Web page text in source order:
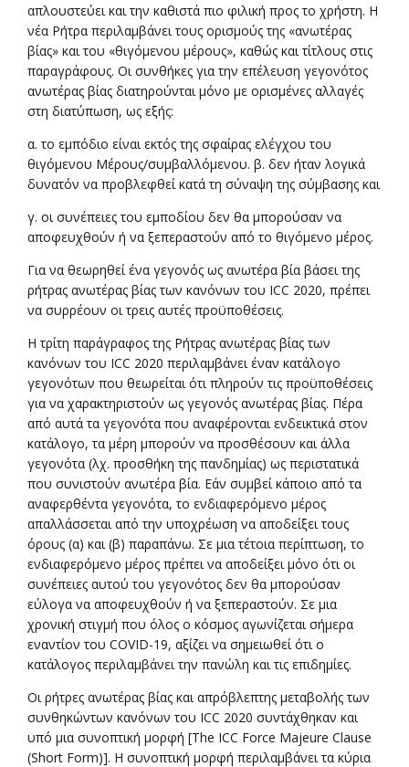
απλουστεύει και την καθιστά πιο φιλική προς το χρήστη. Η
νέα Ρήτρα περιλαμβάνει τους ορισμούς της «ανωτέρας
βίας» και του «θιγόμενου μέρους», καθώς και τίτλους στις
παραγράφους. Οι συνθήκες για την επέλευση γεγονότος
ανωτέρας βίας διατηρούνται μόνο με ορισμένες αλλαγές
στη διατύπωση, ως εξής:
α. το εμπόδιο είναι εκτός της σφαίρας ελέγχου του
θιγόμενου Μέρους/συμβαλλόμενου. β. δεν ήταν λογικά
δυνατόν να προβλεφθεί κατά τη σύναψη της σύμβασης και
γ. οι συνέπειες του εμποδίου δεν θα μπορούσαν να
αποφευχθούν ή να ξεπεραστούν από το θιγόμενο μέρος.
Για να θεωρηθεί ένα γεγονός ως ανωτέρα βία βάσει της
ρήτρας ανωτέρας βίας των κανόνων του ICC 2020, πρέπει
να συρρέουν οι τρεις αυτές προϋποθέσεις.
Η τρίτη παράγραφος της Ρήτρας ανωτέρας βίας των
κανόνων του ICC 2020 περιλαμβάνει έναν κατάλογο
γεγονότων που θεωρείται ότι πληρούν τις προϋποθέσεις
για να χαρακτηριστούν ως γεγονός ανωτέρας βίας. Πέρα
από αυτά τα γεγονότα που αναφέρονται ενδεικτικά στον
κατάλογο, τα μέρη μπορούν να προσθέσουν και άλλα
γεγονότα (λχ. προσθήκη της πανδημίας) ως περιστατικά
που συνιστούν ανωτέρα βία. Εάν συμβεί κάποιο από τα
αναφερθέντα γεγονότα, το ενδιαφερόμενο μέρος
απαλλάσσεται από την υποχρέωση να αποδείξει τους
όρους (α) και (β) παραπάνω. Σε μια τέτοια περίπτωση, το
ενδιαφερόμενο μέρος πρέπει να αποδείξει μόνο ότι οι
συνέπειες αυτού του γεγονότος δεν θα μπορούσαν
εύλογα να αποφευχθούν ή να ξεπεραστούν. Σε μια
χρονική στιγμή που όλος ο κόσμος αγωνίζεται σήμερα
εναντίον του COVID-19, αξίζει να σημειωθεί ότι ο
κατάλογος περιλαμβάνει την πανώλη και τις επιδημίες.
Οι ρήτρες ανωτέρας βίας και απρόβλεπτης μεταβολής των
συνθηκώντων κανόνων του ICC 2020 συντάχθηκαν και
υπό μια συνοπτική μορφή [The ICC Force Majeure Clause
(Short Form)]. Η συνοπτική μορφή περιλαμβάνει τα κύρια